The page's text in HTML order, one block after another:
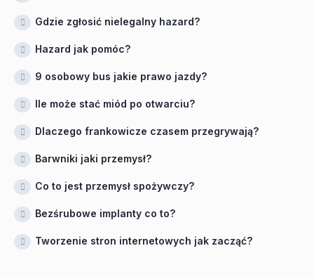
Gdzie zgłosić nielegalny hazard?
Hazard jak pomóc?
9 osobowy bus jakie prawo jazdy?
Ile może stać miód po otwarciu?
Dlaczego frankowicze czasem przegrywają?
Barwniki jaki przemysł?
Co to jest przemysł spożywczy?
Bezśrubowe implanty co to?
Tworzenie stron internetowych jak zacząć?